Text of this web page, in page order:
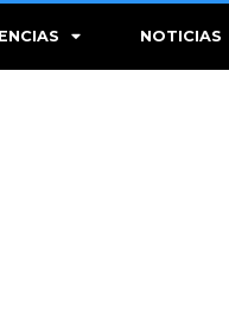
NOTICIAS